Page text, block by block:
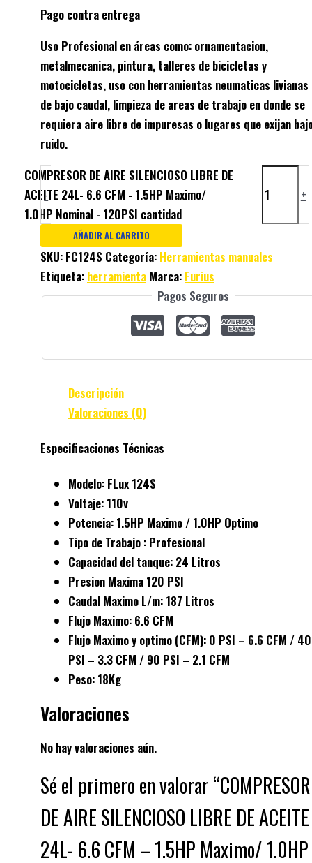
Pago contra entrega
Uso Profesional en áreas como: ornamentacion,
metalmecanica, pintura, talleres de bicicletas y
motocicletas, uso con herramientas neumaticas livianas
de bajo caudal, limpieza de areas de trabajo en donde se
requiera aire libre de impuresas o lugares que exijan
ruido.
-
COMPRESOR DE AIRE SILENCIOSO LIBRE DE
ACEITE 24L- 6.6 CFM - 1.5HP Maximo/
1.0HP Nominal - 120PSI cantidad
+
AÑADIR AL CARRITO
SKU: FC124S Categoría: Herramientas manuales
Etiqueta: herramienta Marca: Furius
Pagos Seguros
Descripción
Valoraciones (0)
Especificaciones Técnicas
Modelo: FLux 124S
Voltaje: 110v
Potencia: 1.5HP Maximo / 1.0HP Optimo
Tipo de Trabajo : Profesional
Capacidad del tanque: 24 Litros
Presion Maxima 120 PSI
Caudal Maximo L/m: 187 Litros
Flujo Maximo: 6.6 CFM
Flujo Maximo y optimo (CFM): 0 PSI – 6.6 CFM / 40
PSI – 3.3 CFM / 90 PSI – 2.1 CFM
Peso: 18Kg
Valoraciones
No hay valoraciones aún.
Sé el primero en valorar “COMPRESOR
DE AIRE SILENCIOSO LIBRE DE ACEITE
24L- 6.6 CFM – 1.5HP Maximo/ 1.0HP